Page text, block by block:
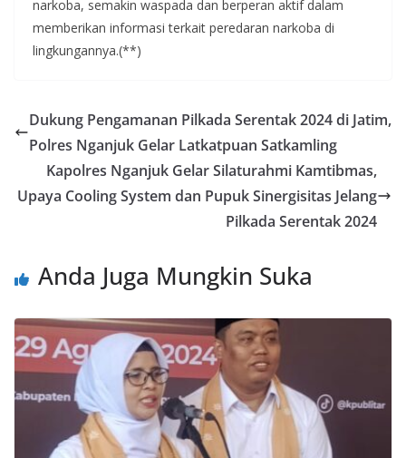
narkoba, semakin waspada dan berperan aktif dalam
memberikan informasi terkait peredaran narkoba di
lingkungannya.(**)
Dukung Pengamanan Pilkada Serentak 2024 di Jatim,
Polres Nganjuk Gelar Latkatpuan Satkamling
Kapolres Nganjuk Gelar Silaturahmi Kamtibmas,
Upaya Cooling System dan Pupuk Sinergisitas Jelang
Pilkada Serentak 2024
Anda Juga Mungkin Suka